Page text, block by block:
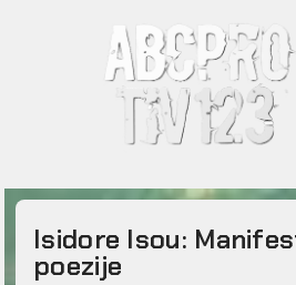
Isidore Isou:
poezije